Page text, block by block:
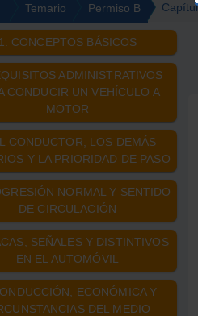
Temario Permiso B
1. CONCEPTOS BÁSICOS
ADMINISTRATIVOS
CONDUCIR UN VEHÍCULO A
MOTOR
CONDUCTOR, LOS DEMÁS
Y LA PRIORIDAD DE PASO
NORMAL Y SENTIDO
DE CIRCULACIÓN
SEÑALES Y DISTINTIVOS
EN EL AUTOMÓVIL
ECONÓMICA Y
DEL MEDIO